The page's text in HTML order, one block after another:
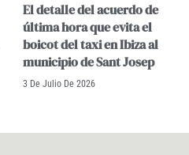
El detalle del acuerdo de
última hora que evita el
boicot del taxi en Ibiza al
municipio de Sant Josep
3 De Julio De 2026